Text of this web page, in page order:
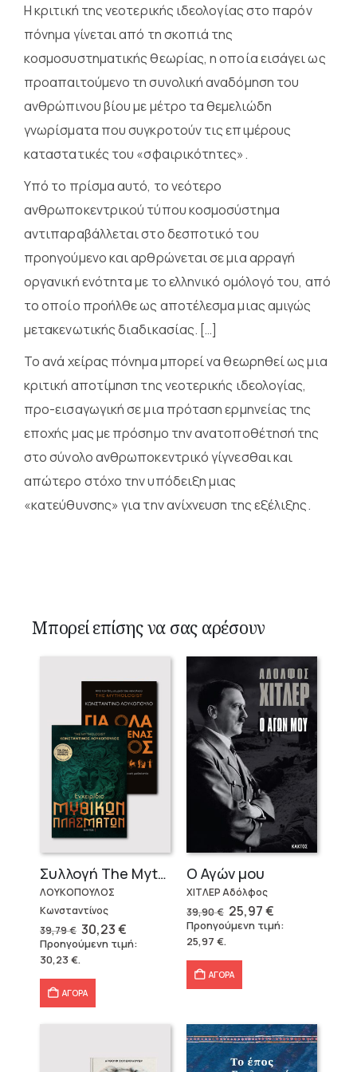
Η κριτική της νεοτερικής ιδεολογίας στο παρόν
πόνημα γίνεται από τη σκοπιά της
κοσμοσυστηματικής θεωρίας, η οποία εισάγει ως
προαπαιτούμενο τη συνολική αναδόμηση του
ανθρώπινου βίου με μέτρο τα θεμελιώδη
γνωρίσματα που συγκροτούν τις επιμέρους
καταστατικές του «σφαιρικότητες».
Υπό το πρίσμα αυτό, το νεότερο
ανθρωποκεντρικού τύπου κοσμοσύστημα
αντιπαραβάλλεται στο δεσποτικό του
προηγούμενο και αρθρώνεται σε μια αρραγή
οργανική ενότητα με το ελληνικό ομόλογό του, από
το οποίο προήλθε ως αποτέλεσμα μιας αμιγώς
μετακενωτικής διαδικασίας. […]
Το ανά χείρας πόνημα μπορεί να θεωρηθεί ως μια
κριτική αποτίμηση της νεοτερικής ιδεολογίας,
προ-εισαγωγική σε μια πρόταση ερμηνείας της
εποχής μας με πρόσημο την ανατοποθέτησή της
στο σύνολο ανθρωποκεντρικό γίγνεσθαι και
απώτερο στόχο την υπόδειξη μιας
«κατεύθυνσης» για την ανίχνευση της εξέλιξης.
Μπορεί επίσης να σας αρέσουν
Συλλογή The Mythologist (2 βιβλία)
ΛΟΥΚΟΠΟΥΛΟΣ
Κωνσταντίνος
39,79€ Original
price
was:
39,79 €.
30,23€Η
τρέχουσα
τιμή
Προηγούμενη τιμή:
30,23€.
ΑΓΟΡΑ
Ο Αγών μου
ΧΙΤΛΕΡ Αδόλφος
39,90€ Original
price
was:
25,97€Η
τρέχουσα
τιμή
Προηγούμενη τιμή:
25,97 €.
ΑΓΟΡΑ